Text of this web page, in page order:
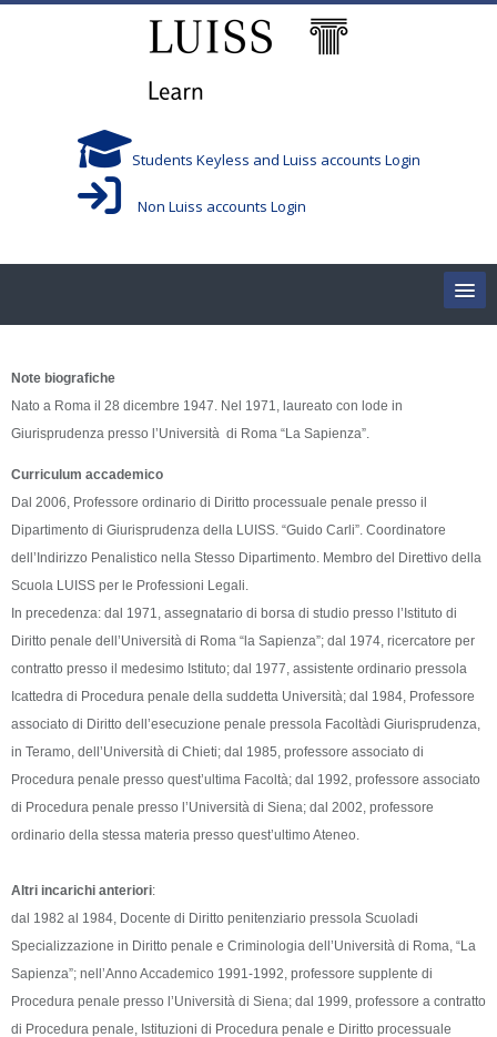
Students Keyless and Luiss accounts Login
Non Luiss accounts Login
Faculty
Biblioteca
Media & Resources
Help
简体中文 ‎(zh_cn)‎
搜
索
课
程
交
Note biografiche
Nato a Roma il 28 dicembre 1947. Nel 1971, laureato con lode in
Giurisprudenza presso l’Università di Roma “La Sapienza”.
Curriculum accademico
Dal 2006, Professore ordinario di Diritto processuale penale presso il
Dipartimento di Giurisprudenza della LUISS. “Guido Carli”. Coordinatore
dell’Indirizzo Penalistico nella Stesso Dipartimento. Membro del Direttivo della
Scuola LUISS per le Professioni Legali.
In precedenza: dal 1971, assegnatario di borsa di studio presso l’Istituto di
Diritto penale dell’Università di Roma “la Sapienza”; dal 1974, ricercatore per
contratto presso il medesimo Istituto; dal 1977, assistente ordinario pressola
Icattedra di Procedura penale della suddetta Università; dal 1984, Professore
associato di Diritto dell’esecuzione penale pressola Facoltàdi Giurisprudenza,
in Teramo, dell’Università di Chieti; dal 1985, professore associato di
Procedura penale presso quest’ultima Facoltà; dal 1992, professore associato
di Procedura penale presso l’Università di Siena; dal 2002, professore
ordinario della stessa materia presso quest’ultimo Ateneo.
Altri incarichi anteriori:
dal 1982 al 1984, Docente di Diritto penitenziario pressola Scuoladi
Specializzazione in Diritto penale e Criminologia dell’Università di Roma, “La
Sapienza”; nell’Anno Accademico 1991-1992, professore supplente di
Procedura penale presso l’Università di Siena; dal 1999, professore a contratto
di Procedura penale, Istituzioni di Procedura penale e Diritto processuale